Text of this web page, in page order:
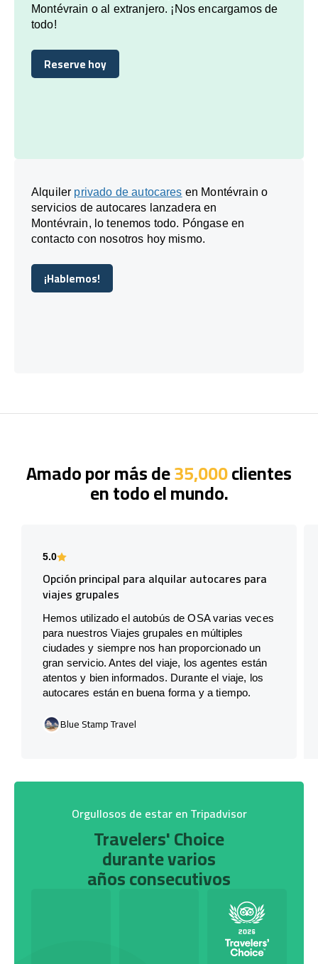
Montévrain o al extranjero. ¡Nos encargamos de
todo!
Reserve hoy
Reserve hoy
Alquiler privado de autocares en Montévrain o
servicios de autocares lanzadera en
Montévrain, lo tenemos todo. Póngase en
contacto con nosotros hoy mismo.
¡Hablemos!
¡Hablemos!
Amado por más de35,000clientes
en todo el mundo.
5.0
Opción principal para alquilar autocares para
viajes grupales
Hemos utilizado el autobús de OSA varias veces
para nuestros Viajes grupales en múltiples
ciudades y siempre nos han proporcionado un
gran servicio. Antes del viaje, los agentes están
atentos y bien informados. Durante el viaje, los
autocares están en buena forma y a tiempo.
Blue Stamp Travel
Orgullosos de estar en Tripadvisor
Travelers' Choice
durante varios
años consecutivos